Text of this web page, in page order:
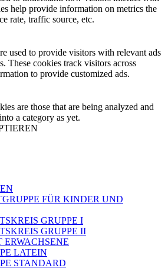
help provide information on metrics the
rate, traffic source, etc.
used to provide visitors with relevant ads
These cookies track visitors across
to provide customized ads.
are those that are being analyzed and
a category as yet.
FÜR KINDER UND
GRUPPE I
GRUPPE II
ERWACHSENE
LATEIN
STANDARD